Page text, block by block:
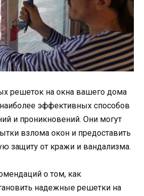
решеток на окна вашего дома
эффективных способов
и проникновений. Они могут
взлома окон и предоставить
защиту от кражи и вандализма.
о том, как
надежные решетки на